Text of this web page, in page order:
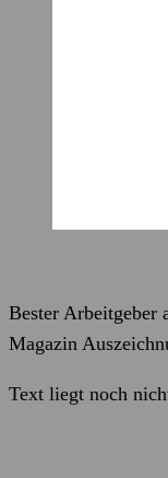
Bester Arbeitgeber
Magazin
Text liegt noch